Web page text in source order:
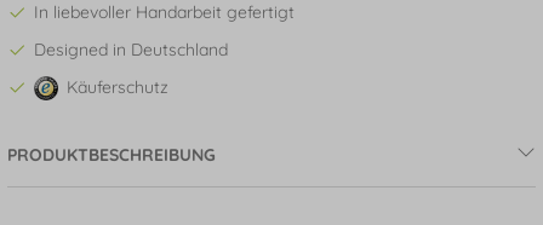
In liebevoller Handarbeit gefertigt
Designed in Deutschland
Käuferschutz
PRODUKTBESCHREIBUNG